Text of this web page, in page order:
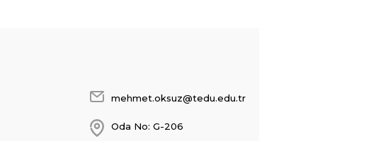
mehmet.oksuz@tedu.edu.tr
Oda No: G-206